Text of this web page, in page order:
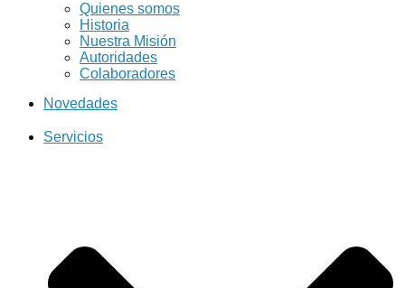
Quienes somos
Historia
Nuestra Misión
Autoridades
Colaboradores
Novedades
Servicios